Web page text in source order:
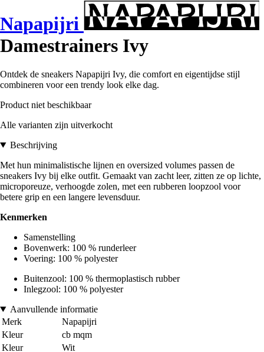
Napapijri
Damestrainers Ivy
Ontdek de sneakers Napapijri Ivy, die comfort en eigentijdse stijl
combineren voor een trendy look elke dag.
Product niet beschikbaar
Alle varianten zijn uitverkocht
Beschrijving
Met hun minimalistische lijnen en oversized volumes passen de
sneakers Ivy bij elke outfit. Gemaakt van zacht leer, zitten ze op lichte,
microporeuze, verhoogde zolen, met een rubberen loopzool voor
betere grip en een langere levensduur.
Kenmerken
Samenstelling
Bovenwerk: 100 % runderleer
Voering: 100 % polyester
Buitenzool: 100 % thermoplastisch rubber
Inlegzool: 100 % polyester
Aanvullende informatie
Merk
Napapijri
Kleur
cb mqm
Kleur
Wit